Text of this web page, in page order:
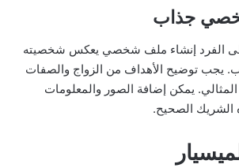
جذاب
الفرد إنشاء ملف شخصي يعكس شخصيته
يجب توضيح الأهداف من الزواج والصفات
يمكن إضافة الصور والمعلومات
الشريك الصحيح.